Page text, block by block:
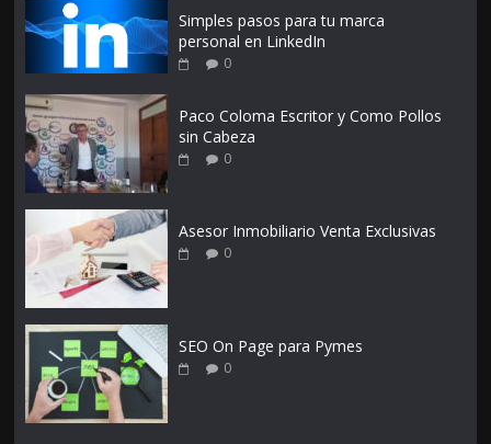
Simples pasos para tu marca
personal en LinkedIn
0
Paco Coloma Escritor y Como Pollos
sin Cabeza
0
Asesor Inmobiliario Venta Exclusivas
0
SEO On Page para Pymes
0